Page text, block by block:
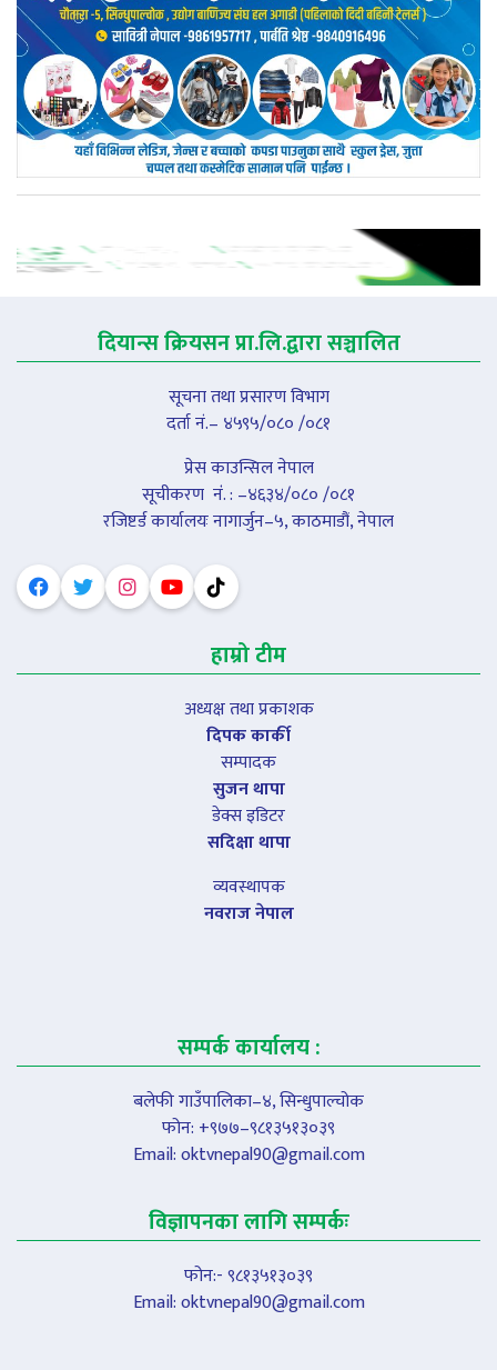
दियान्स क्रियसन प्रा.लि.द्वारा सञ्चालित
सूचना तथा प्रसारण विभाग
दर्ता नं.– ४५९५/०८० /०८१
प्रेस काउन्सिल नेपाल
सूचीकरण नंं. : –४६३४/०८० /०८१
रजिष्टर्ड कार्यालयः नागार्जुन–५, काठमाडौं, नेपाल
हाम्रो टीम
अध्यक्ष तथा प्रकाशक
दिपक कार्की
सम्पादक
सुजन थापा
डेक्स इडिटर
सदिक्षा थापा
व्यवस्थापक
नवराज नेपाल
सम्पर्क कार्यालय :
बलेफी गाउँपालिका–४, सिन्धुपाल्चोक
फोन: +९७७–९८१३५१३०३९
Email:oktvnepal90@gmail.com
विज्ञापनका लागि सम्पर्कः
फोन:- ९८१३५१३०३९
Email:oktvnepal90@gmail.com